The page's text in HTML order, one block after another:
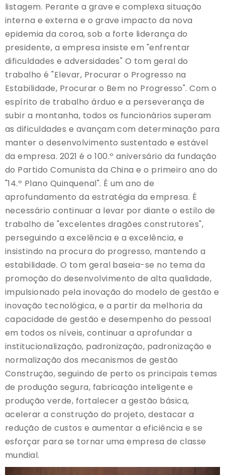
listagem. Perante a grave e complexa situação
interna e externa e o grave impacto da nova
epidemia da coroa, sob a forte liderança do
presidente, a empresa insiste em "enfrentar
dificuldades e adversidades" O tom geral do
trabalho é "Elevar, Procurar o Progresso na
Estabilidade, Procurar o Bem no Progresso". Com o
espírito de trabalho árduo e a perseverança de
subir a montanha, todos os funcionários superam
as dificuldades e avançam com determinação para
manter o desenvolvimento sustentado e estável
da empresa. 2021 é o 100.º aniversário da fundação
do Partido Comunista da China e o primeiro ano do
"14.º Plano Quinquenal". É um ano de
aprofundamento da estratégia da empresa. É
necessário continuar a levar por diante o estilo de
trabalho de "excelentes dragões construtores",
perseguindo a excelência e a excelência, e
insistindo na procura do progresso, mantendo a
estabilidade. O tom geral baseia-se no tema da
promoção do desenvolvimento de alta qualidade,
impulsionado pela inovação do modelo de gestão e
inovação tecnológica, e a partir da melhoria da
capacidade de gestão e desempenho do pessoal
em todos os níveis, continuar a aprofundar a
institucionalização, padronização, padronização e
normalização dos mecanismos de gestão
Construção, seguindo de perto os principais temas
de produção segura, fabricação inteligente e
produção verde, fortalecer a gestão básica,
acelerar a construção do projeto, destacar a
redução de custos e aumentar a eficiência e se
esforçar para se tornar uma empresa de classe
mundial.